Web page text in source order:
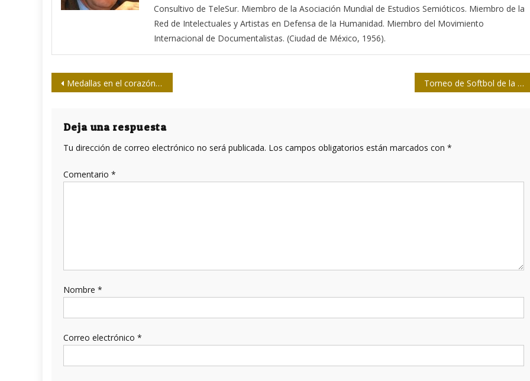
Consultivo de TeleSur. Miembro de la Asociación Mundial de Estudios Semióticos. Miembro de la
Red de Intelectuales y Artistas en Defensa de la Humanidad. Miembro del Movimiento
Internacional de Documentalistas. (Ciudad de México, 1956).
Navegación
entradas
Medallas en el corazón de Joel García Torneo de Softbol de la Prensa habanera tiene fecha de inicio
Deja una respuesta
Tu dirección de correo electrónico no será publicada. Los campos obligatorios están marcados con *
Comentario *
Nombre *
Correo electrónico *